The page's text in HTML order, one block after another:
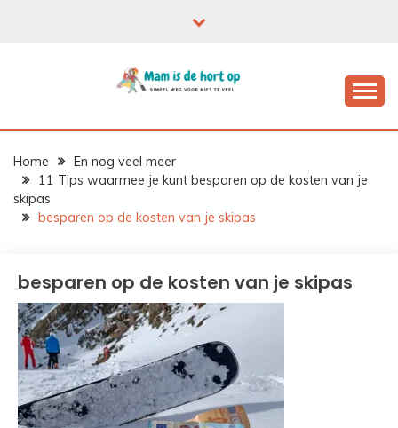
Home
En nog veel meer
11 Tips waarmee je kunt besparen op de kosten van je
skipas
besparen op de kosten van je skipas
besparen op de kosten van je skipas